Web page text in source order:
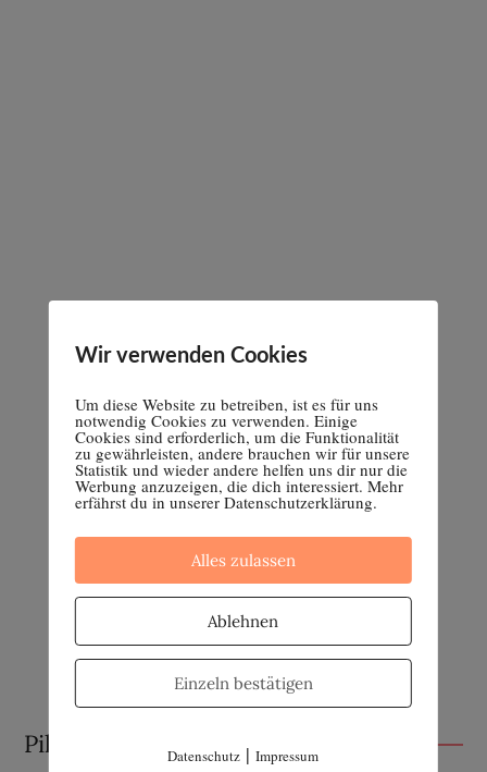
Pille absetzen
Wir verwenden Cookies
Um diese Website zu betreiben, ist es für uns
notwendig Cookies zu verwenden. Einige
Cookies sind erforderlich, um die Funktionalität
zu gewährleisten, andere brauchen wir für unsere
Statistik und wieder andere helfen uns dir nur die
Werbung anzuzeigen, die dich interessiert. Mehr
erfährst du in unserer Datenschutzerklärung.
Alles zulassen
Ablehnen
Einzeln bestätigen
Datenschutz |Impressum